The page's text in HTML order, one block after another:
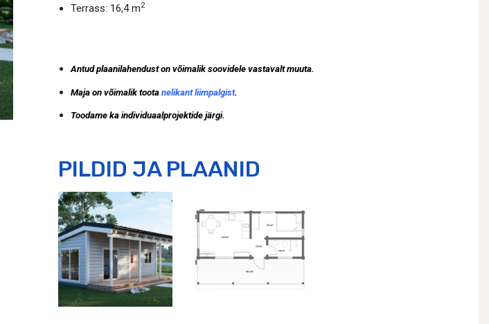
Terrass: 16,4 m2
Antud plaanilahendust on võimalik soovidele vastavalt muuta.
Maja on võimalik toota nelikant liimpalgist.
Toodame ka individuaalprojektide järgi.
PILDID JA PLAANID